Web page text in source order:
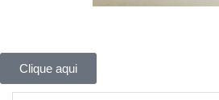
Clique aqui